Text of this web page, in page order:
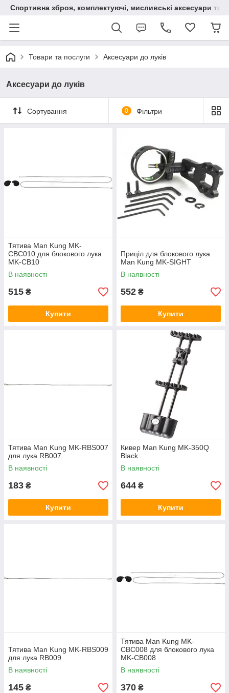
Спортивна зброя, комплектуючі, мисливські аксесуари та
Товари та послуги Аксесуари до луків
Аксесуари до луків
Сортування 0 Фільтри
Тятива Man Kung MK-
CBC010 для блокового лука
MK-CB10
В наявності
515 ₴
Купити
Приціл для блокового лука
Man Kung MK-SIGHT
В наявності
552 ₴
Купити
Тятива Man Kung MK-RBS007
для лука RB007
В наявності
183 ₴
Купити
Кивер Man Kung MK-350Q
Black
В наявності
644 ₴
Купити
Тятива Man Kung MK-RBS009
для лука RB009
В наявності
145 ₴
Тятива Man Kung MK-
CBC008 для блокового лука
MK-CB008
В наявності
370 ₴